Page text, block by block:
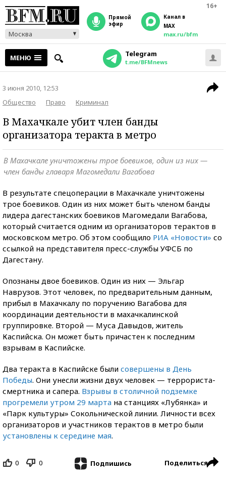
16+
Москва
прямой
эфир
Канал в
MAX
max.ru/bfm
МЕНЮ Telegram
t.me/BFMnews
3 июня 2010, 12:53
Общество
Право Криминал
В Махачкале убит член банды
организатора теракта в метро
В Махачкале уничтожены трое боевиков, один из них —
член банды главаря Магомедали Вагабова
В результате спецоперации в Махачкале уничтожены
трое боевиков. Один из них может быть членом банды
лидера дагестанских боевиков Магомедали Вагабова,
который считается одним из организаторов терактов в
московском метро. Об этом сообщило РИА «Новости» со
ссылкой на представителя пресс-службы УФСБ по
Дагестану.
Опознаны двое боевиков. Один из них — Эльгар
Наврузов. Этот человек, по предварительным данным,
прибыл в Махачкалу по поручению Вагабова для
координации деятельности в махачкалинской
группировке. Второй — Муса Давыдов, житель
Каспийска. Он может быть причастен к последним
взрывам в Каспийске.
Два теракта в Каспийске были совершены в День
Победы. Они унесли жизни двух человек — террориста-
смертника и сапера. Взрывы в столичной подземке
прогремели утром 29 марта на станциях «Лубянка» и
«Парк культуры» Сокольнической линии. Личности всех
организаторов и участников терактов в метро были
установлены к середине мая.
0 0 Подпишись Поделиться